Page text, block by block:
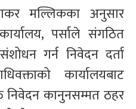
मल्लिकका अनुसार
पर्साले संगठित
गर्न निवेदन दर्ता
कार्यालयबाट
निवेदन कानुनसम्मत ठहर